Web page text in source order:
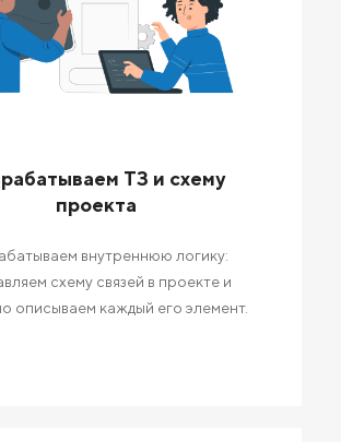
ТЗ и схему
проекта
внутреннюю логику:
схему связей в проекте и
описываем каждый его элемент.